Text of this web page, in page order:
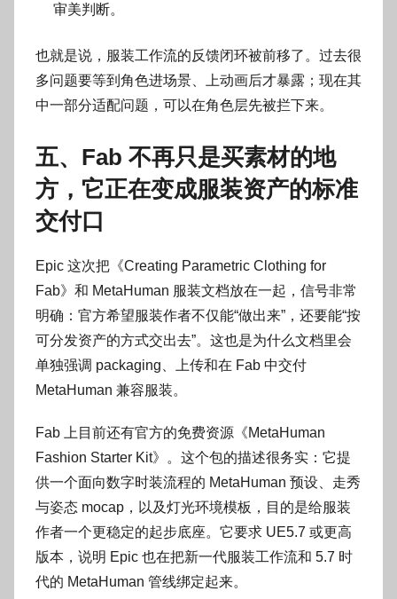
审美判断。
也就是说，服装工作流的反馈闭环被前移了。过去很
多问题要等到角色进场景、上动画后才暴露；现在其
中一部分适配问题，可以在角色层先被拦下来。
五、Fab 不再只是买素材的地
方，它正在变成服装资产的标准
交付口
Epic 这次把《Creating Parametric Clothing for
Fab》和 MetaHuman 服装文档放在一起，信号非常
明确：官方希望服装作者不仅能“做出来”，还要能“按
可分发资产的方式交出去”。这也是为什么文档里会
单独强调 packaging、上传和在 Fab 中交付
MetaHuman 兼容服装。
Fab 上目前还有官方的免费资源《MetaHuman
Fashion Starter Kit》。这个包的描述很务实：它提
供一个面向数字时装流程的 MetaHuman 预设、走秀
与姿态 mocap，以及灯光环境模板，目的是给服装
作者一个更稳定的起步底座。它要求 UE5.7 或更高
版本，说明 Epic 也在把新一代服装工作流和 5.7 时
代的 MetaHuman 管线绑定起来。